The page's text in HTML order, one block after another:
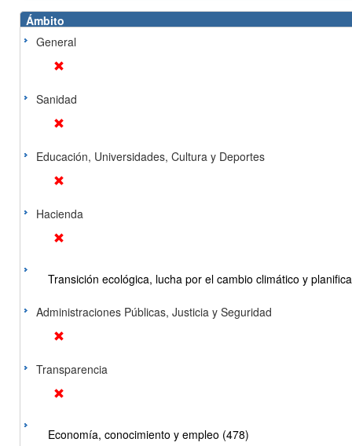
Ámbito
General
Sanidad
Educación, Universidades, Cultura y Deportes
Hacienda
Transición ecológica, lucha por el cambio climático y
Administraciones Públicas, Justicia y Seguridad
Transparencia
Economía, conocimiento y empleo (478)